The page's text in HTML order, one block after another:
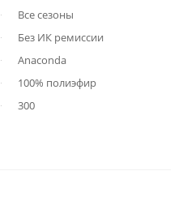
Все сезоны
Без ИК ремиссии
Anaconda
100% полиэфир
300